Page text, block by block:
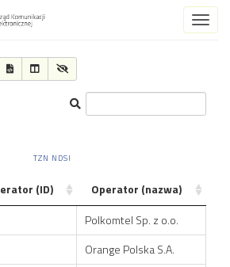
Toggle
TZN NDSI
(ID)
Operator (nazwa)
Polkomtel Sp. z o.o.
Orange Polska S.A.